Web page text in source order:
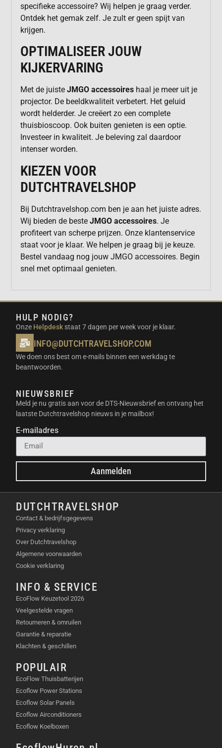
specifieke accessoire? Wij helpen je graag verder.
Ontdek het gemak zelf. Je zult er geen spijt van
krijgen.
OPTIMALISEER JOUW
KIJKERVARING
Met de juiste JMGO accessoireshaal je meer uit je
projector. De beeldkwaliteit verbetert. Het geluid
wordt helderder. Je creëert zo een complete
thuisbioscoop. Ook buiten genieten is een optie.
Investeer in kwaliteit. Je beleving zal daardoor
intenser worden.
KIEZEN VOOR
DUTCHTRAVELSHOP
Bij Dutchtravelshop.com ben je aan het juiste adres.
Wij bieden de beste JMGO accessoires. Je
profiteert van scherpe prijzen. Onze klantenservice
staat voor je klaar. We helpen je graag bij je keuze.
Bestel vandaag nog jouw JMGO accessoires. Begin
snel met optimaal genieten.
HULP NODIG?
Onze Helpdesk staat 7 dagen per week voor je klaar.
INFO@DUTCHTRAVELSHOP.COM
We doen ons best om e-mails binnen een werkdag te
beantwoorden.
NIEUWSBRIEF
Meld je nu gratis aan voor de DTS-Nieuwsbrief en ontvang het
laatste Dutchtravelshop nieuws in je mailbox!
E-mailadres
Aanmelden
DUTCHTRAVELSHOP
Contact & bedrijfsgegevens
Privacy verklaring
Over Dutchtravelshop
Algemene voorwaarden
Cookie verklaring
INFO & SERVICE
EcoFlow Keuzetool 2026
Veelgestelde vragen
Retourneren & omruilen
Garantie & reparatie
Klachten & geschillen
POPULAIR
EcoFlow Thuisbatterijen
Ecoflow Power Stations
Ecoflow Solar Panels
Ecoflow Airconditioners
Ecoflow Koelboxen